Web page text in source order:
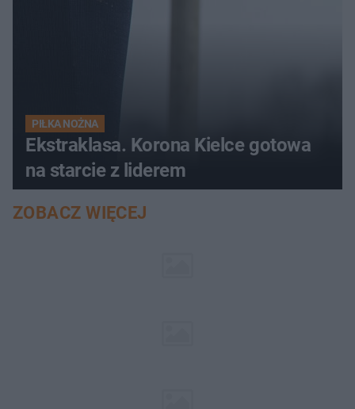
PIŁKA NOŻNA
Ekstraklasa. Korona Kielce gotowa
na starcie z liderem
ZOBACZ WIĘCEJ